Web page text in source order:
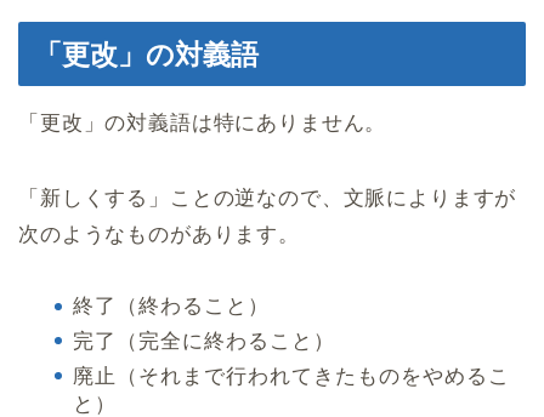
「更改」の対義語
「更改」の対義語は特にありません。
「新しくする」ことの逆なので、文脈によりますが
次のようなものがあります。
終了（終わること）
完了（完全に終わること）
廃止（それまで行われてきたものをやめるこ
と）